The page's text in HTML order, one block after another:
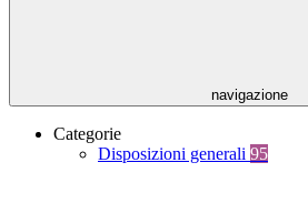
navigazione
Categorie
Disposizioni generali 95